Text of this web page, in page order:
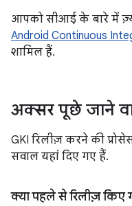
आपको सीआई के बारे में
Android Continuous
शामिल हैं.
अक्सर पूछे जाने
GKI रिलीज़ करने की
सवाल यहां दिए गए हैं.
क्या पहले से रिलीज़ किए